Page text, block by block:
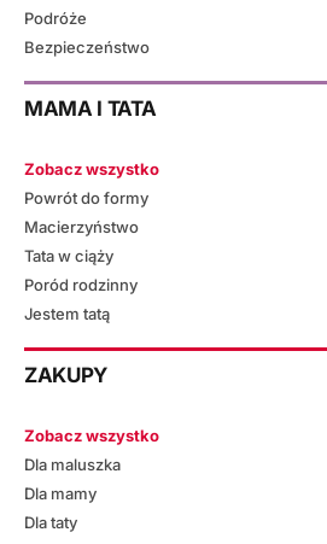
Podróże
Bezpieczeństwo
MAMA I TATA
Zobacz wszystko
Powrót do formy
Macierzyństwo
Tata w ciąży
Poród rodzinny
Jestem tatą
ZAKUPY
Zobacz wszystko
Dla maluszka
Dla mamy
Dla taty